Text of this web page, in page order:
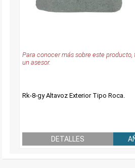
Para conocer más sobre este
un asesor.
Rk-8-gy Altavoz Exterior Tipo Roca.
DETALLES